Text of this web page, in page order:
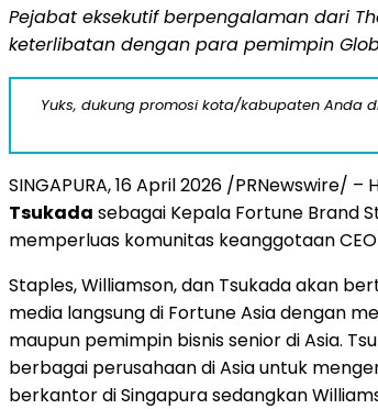
Pejabat eksekutif berpengalaman dari
keterlibatan dengan para pemimpin
Yuks, dukung promosi kota/kabupaten Anda
SINGAPURA,16 April 2026 /PRNewswire/ –
Tsukada sebagai Kepala Fortune Brand
memperluas komunitas keanggotaan
Staples, Williamson, dan Tsukada akan
media langsung di Fortune Asia dengan
maupun pemimpin bisnis senior di Asia.
berbagai perusahaan di Asia untuk
berkantor di Singapura sedangkan